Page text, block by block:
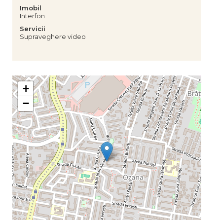
Imobil
Interfon
Servicii
Supraveghere video
+
−